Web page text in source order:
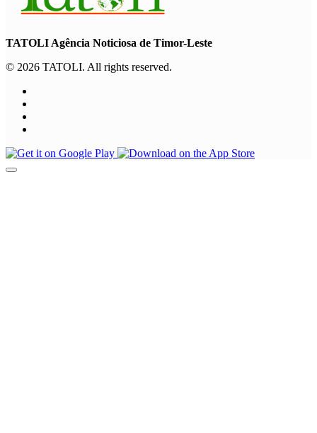
TATOLI Agência Noticiosa de Timor-Leste
© 2026 TATOLI. All rights reserved.